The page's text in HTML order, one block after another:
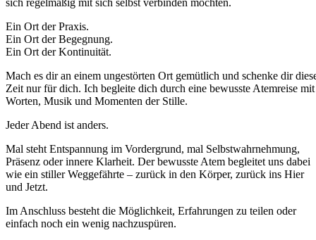
Ein Ort der Praxis.
Ein Ort der Begegnung.
Ein Ort der Kontinuität.
Mach es dir an einem ungestörten Ort gemütlich und schenke dir
Zeit nur für dich. Ich begleite dich durch eine bewusste Atemreise mit
Worten, Musik und Momenten der Stille.
Jeder Abend ist anders.
Mal steht Entspannung im Vordergrund, mal Selbstwahrnehmung,
Präsenz oder innere Klarheit. Der bewusste Atem begleitet uns dabei
wie ein stiller Weggefährte – zurück in den Körper, zurück ins Hier
und Jetzt.
Im Anschluss besteht die Möglichkeit, Erfahrungen zu teilen oder
einfach noch ein wenig nachzuspüren.